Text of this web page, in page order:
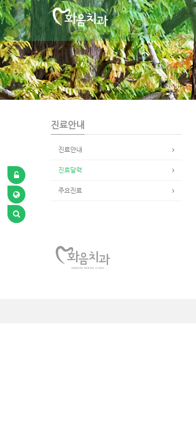
S
u
b
r
o
m
o
t
i
진료안내
진료안내
진료달력
주요진료